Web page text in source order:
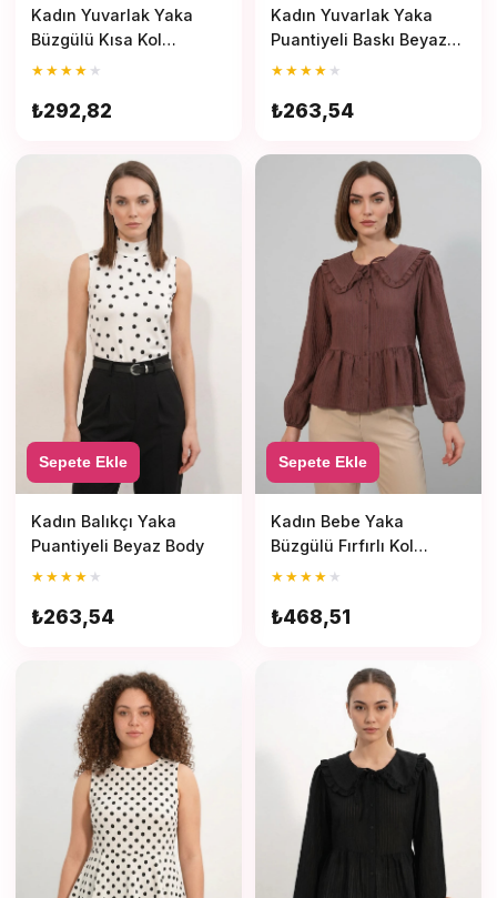
Kadın Yuvarlak Yaka
Büzgülü Kısa Kol
Puantiyeli Açık Beyaz
★★★★ ★
₺292,82
Kadın Yuvarlak Yaka
Puantiyeli Baskı Beyaz
Body
★★★★ ★
₺263,54
Sepete Ekle
Kadın Balıkçı Yaka
Puantiyeli Beyaz Body
★★★★ ★
₺263,54
Sepete Ekle
Kadın Bebe Yaka
Büzgülü Fırfırlı Kol
Kahverengi Gömlek
★★★★ ★
₺468,51